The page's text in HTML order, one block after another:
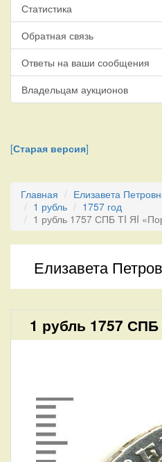
Статистика
Обратная связь
Ответы на ваши сообщения
Владельцам аукционов
[Старая версия]
Главная Елизавета
1 рубль
1757 год
1 рубль 1757 СПБ ТI ЯI
Елизавета
1 рубль 1757